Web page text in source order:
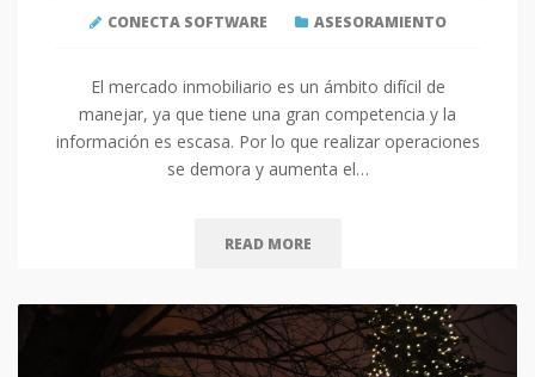
CONECTA SOFTWARE ASESORAMIENTO
El mercado inmobiliario es un ámbito difícil de
manejar, ya que tiene una gran competencia y la
información es escasa. Por lo que realizar operaciones
se demora y aumenta el…
READ MORE